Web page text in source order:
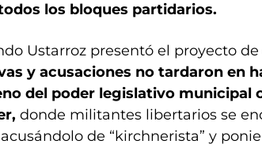
los bloques partidarios.
Ustarroz presentó el proyecto
y acusaciones no tardaron en
del poder legislativo municipal
donde militantes libertarios se
de “kirchnerista” y